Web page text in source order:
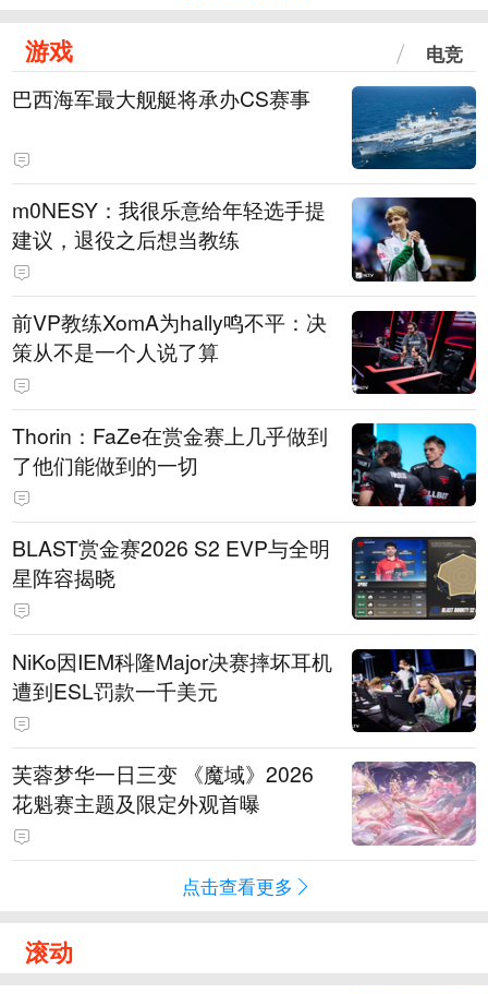
游戏 电竞
巴西海军最大舰艇将承办CS赛事
m0NESY：我很乐意给年轻选手提
建议，退役之后想当教练
前VP教练XomA为hally鸣不平：决
策从不是一个人说了算
Thorin：FaZe在赏金赛上几乎做到
了他们能做到的一切
BLAST赏金赛2026 S2 EVP与全明
星阵容揭晓
NiKo因IEM科隆Major决赛摔坏耳机
遭到ESL罚款一千美元
芙蓉梦华一日三变 《魔域》2026
花魁赛主题及限定外观首曝
点击查看更多
滚动